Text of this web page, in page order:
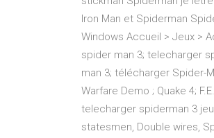
Iron Man et Spiderman
Windows Accueil > Jeux >
spider man 3; telecharger
man 3; télécharger Spider-
Warfare Demo ; Quake 4;
telecharger spiderman 3
statesmen, Double wires,